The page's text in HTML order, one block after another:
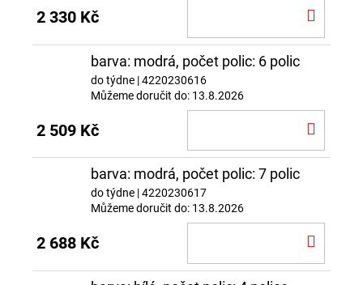
2 330 Kč
barva: modrá, počet polic: 6 polic
do týdne | 4220230616
Můžeme doručit do: 13.8.2026
2 509 Kč
barva: modrá, počet polic: 7 polic
do týdne | 4220230617
Můžeme doručit do: 13.8.2026
2 688 Kč